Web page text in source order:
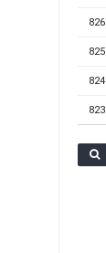
826
825
824
823